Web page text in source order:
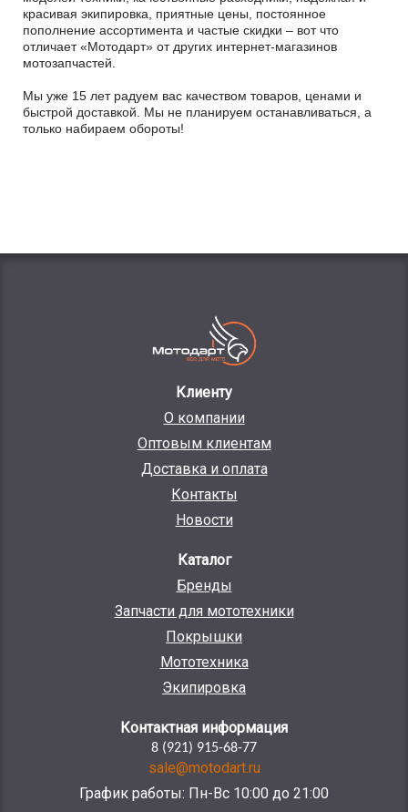
красивая экипировка, приятные цены, постоянное
пополнение ассортимента и частые скидки – вот что
отличает «Мотодарт» от других интернет-магазинов
мотозапчастей.
Мы уже 15 лет радуем вас качеством товаров, ценами и
быстрой доставкой. Мы не планируем останавливаться, а
только набираем обороты!
Клиенту
О компании
Оптовым клиентам
Доставка и оплата
Контакты
Новости
Каталог
Бренды
Запчасти для мототехники
Покрышки
Мототехника
Экипировка
Контактная информация
8 (921) 915-68-77
sale@motodart.ru
График работы: Пн-Вс 10:00 до 21:00